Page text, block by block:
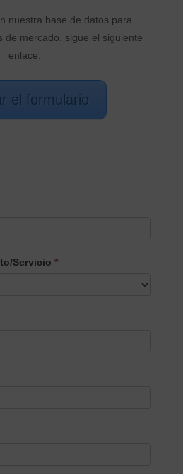
nuestra base de datos para
de mercado, sigue el siguiente
enlace:
el formulario
Servicio *